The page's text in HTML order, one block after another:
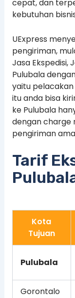
cepat, dan
kebutuhan
UExpress
pengiriman,
Jasa Ekspedisi,
Pulubala
yaitu
itu anda bisa
ke Pulubala
dengan charge
pengiriman
Tarif
Kota
Tujuan
Pulubala
Gorontalo